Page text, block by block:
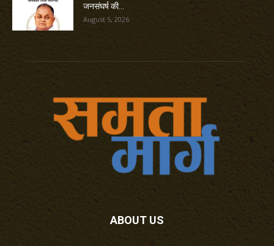
जनसंघर्ष की...
August 5, 2026
ABOUT US